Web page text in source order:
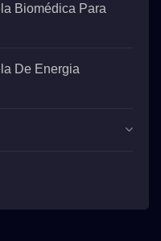
Biomédica Para
De Energia